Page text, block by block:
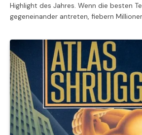
Highlight des Jahres. Wenn die besten
gegeneinander antreten, fiebern